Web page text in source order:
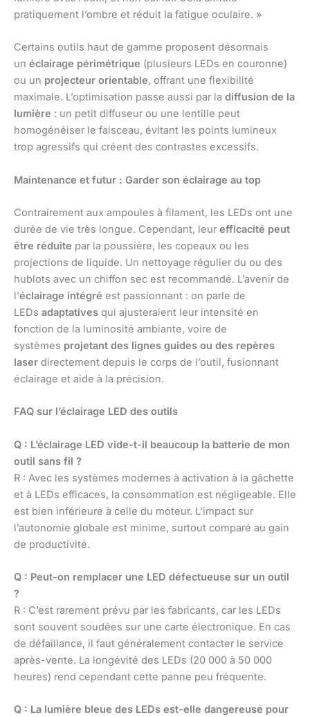
pratiquement l’ombre et réduit la fatigue oculaire. »
Certains outils haut de gamme proposent désormais
un éclairage périmétrique (plusieurs LEDs en couronne)
ou un projecteur orientable, offrant une flexibilité
maximale. L’optimisation passe aussi par la diffusion de la
lumière : un petit diffuseur ou une lentille peut
homogénéiser le faisceau, évitant les points lumineux
trop agressifs qui créent des contrastes excessifs.
Maintenance et futur : Garder son éclairage au top
Contrairement aux ampoules à filament, les LEDs ont une
durée de vie très longue. Cependant, leur efficacité peut
être réduite par la poussière, les copeaux ou les
projections de liquide. Un nettoyage régulier du ou des
hublots avec un chiffon sec est recommandé. L’avenir de
l’éclairage intégré est passionnant : on parle de
LEDs adaptatives qui ajusteraient leur intensité en
fonction de la luminosité ambiante, voire de
systèmes projetant des lignes guides ou des repères
laser directement depuis le corps de l’outil, fusionnant
éclairage et aide à la précision.
FAQ sur l’éclairage LED des outils
Q : L’éclairage LED vide-t-il beaucoup la batterie de mon
outil sans fil ?
R : Avec les systèmes modernes à activation à la gâchette
et à LEDs efficaces, la consommation est négligeable. Elle
est bien inférieure à celle du moteur. L’impact sur
l’autonomie globale est minime, surtout comparé au gain
de productivité.
Q : Peut-on remplacer une LED défectueuse sur un outil
?
R : C’est rarement prévu par les fabricants, car les LEDs
sont souvent soudées sur une carte électronique. En cas
de défaillance, il faut généralement contacter le service
après-vente. La longévité des LEDs (20 000 à 50 000
heures) rend cependant cette panne peu fréquente.
Q : La lumière bleue des LEDs est-elle dangereuse pour